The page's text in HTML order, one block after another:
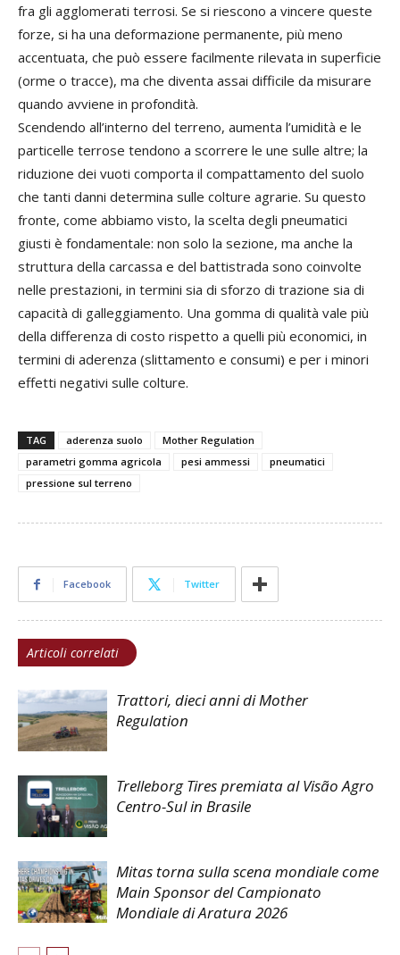
fra gli agglomerati terrosi. Se si riescono a vincere queste
forze, si ha una deformazione permanente, più meno
accentuata, che può essere facilmente rilevata in superficie
(orme o tracce), ma che diventa assai difficile da misurare
quando avviene in profondità.
Scendendo all’interno del terreno, aumenta l’umidità e le
particelle terrose tendono a scorrere le une sulle altre; la
riduzione dei vuoti comporta il compattamento del suolo
che tanti danni determina sulle colture agrarie. Su questo
fronte, come abbiamo visto, la scelta degli pneumatici
giusti è fondamentale: non solo la sezione, ma anche la
struttura della carcassa e del battistrada sono coinvolte
nelle prestazioni, in termini sia di sforzo di trazione sia di
capacità di galleggiamento. Una gomma di qualità vale più
della differenza di costo rispetto a quelli più economici, in
termini di aderenza (slittamento e consumi) e per i minori
effetti negativi sulle colture.
TAG aderenza suolo
Mother Regulation
parametri gomma agricola
pesi ammessi
pneumatici
pressione sul terreno
Facebook Twitter
Articoli correlati
Trattori, dieci anni di Mother
Regulation
Trelleborg Tires premiata al Visão Agro
Centro-Sul in Brasile
Mitas torna sulla scena mondiale come
Main Sponsor del Campionato
Mondiale di Aratura 2026